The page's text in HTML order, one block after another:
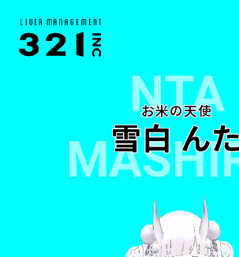
お米の天使
雪白 ん
NTA